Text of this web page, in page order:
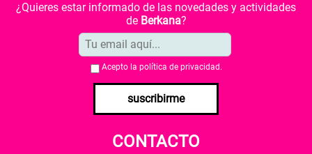
¿Quieres estar informado de las novedades y actividades
de Berkana?
Acepto la política de privacidad .
suscribirme
CONTACTO